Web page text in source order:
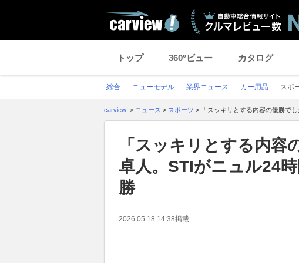
トップ 360°ビュー カタログ
総合 ニューモデル 業界ニュース カー用品 スポ
carview! > ニュース > スポーツ > 「スッキリとする内容の優勝で
「スッキリとする内容
卓人。STIがニュル24
勝
2026.05.18 14:38掲載